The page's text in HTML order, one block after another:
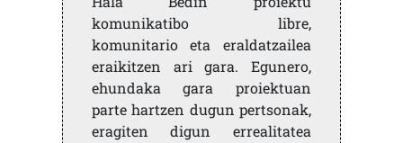
komunikatibo libre,
komunitario eta eraldatzailea
eraikitzen ari gara. Egunero,
ehundaka gara proiektuan
parte hartzen dugun pertsonak,
eragiten digun errealitatea